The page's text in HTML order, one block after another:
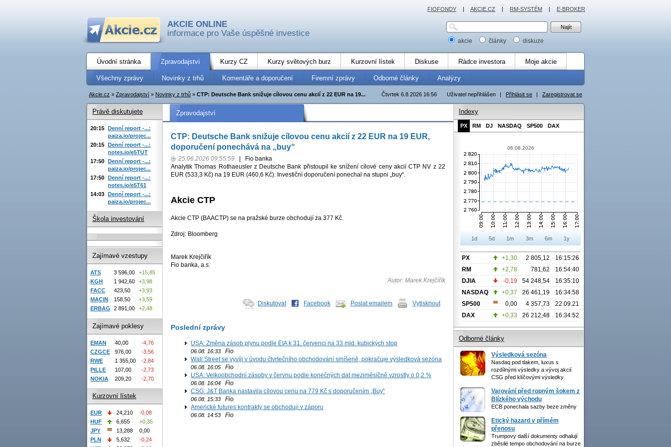
AKCIE ONLINE
informace pro Vaše úspěšné investice
akcie články diskuze
Úvodní stránka Zpravodajství Kurzy CZ Kurzy světových burz Kurzovní lístek Diskuse Rádce investora Moje akcie
Všechny zprávy Novinky z trhů Komentáře a doporučení Firemní zprávy Odborné články Analýzy
Uživatel nepřihlášen | Přihlásit se | Zaregistrovat se
Čtvrtek 6.8.2026 16:56
Akcie.cz » Zpravodajství » Novinky z trhů » CTP: Deutsche Bank snižuje cílovou cenu akcií z 22 EUR na 19...
Zpravodajství
CTP: Deutsche Bank snižuje cílovou cenu akcií z 22 EUR na 19 EUR,
doporučení ponechává na „buy“
25.06.2026 09:55:59
Fio banka
Analytik Thomas Rothaeusler z Deutsche Bank přistoupil ke snížení cílové ceny akcií CTP NV z 22
EUR (533,3 Kč) na 19 EUR (460,6 Kč). Investiční doporučení ponechal na stupni „buy“.
Akcie CTP
Akcie CTP (BAACTP) se na pražské burze obchodují za 377 Kč.
Zdroj: Bloomberg
Marek Krejčiřík
Fio banka, a.s.
Autor: Marek Krejčiřík
Diskutovat Facebook Poslat emailem Vytisknout
Poslední zprávy
USA: Změna zásob plynu podle EIA k 31. červenci na 33 mld. kubických stop
06.08. 16:33 Fio
Wall Street se vyvíji v úvodu čtvrtečního obchodování smíšeně, pokračuje výsledková sezóna
06.08. 16:05 Fio
USA: Velkoobchodní zásoby v červnu podle konečných dat meziměsíčně vzrostly o 0,2 %
06.08. 16:04 Fio
CSG: J&T Banka nastavila cílovou cenu na 779 Kč s doporučením „Buy“
06.08. 15:33 Fio
Americké futures kontrakty se obchodují v záporu
06.08. 14:53 Fio
Právě diskutujete
20:15 Denní report -...:
paiza.io/projec...
20:15 Denní report -...:
notes.io/e5TUT
17:50 Denní report -...:
paiza.io/projec...
17:50 Denní report -...:
notes.io/e5T61
14:03 Denní report -...:
paiza.io/projec...
Škola investování
Zajímavé vzestupy
ATS 3 596,00
+15,85
KGH
1 942,60
+3,98
FACC
423,50
+3,93
MACIN
158,50
+3,59
ERBAG
2 891,00 +2,48
Zajímavé poklesy
EMAN 40,00
-4,76
CZGCE
976,00
-3,56
RWE
1 355,00
-2,84
PILLE
107,00
-2,73
NOKIA
209,20 -2,70
Kurzovní lístek
EUR 24,210
-0,08
HUF
6,655
+0,35
JPY
13,288
0,00
PLN
5,632
-0,24
Indexy
PX RM DJ NASDAQ SP500 DAX
06.08.2026
1d 5d 1m 3m 6m 1y
PX +1,30 2 805,12
16:15:26
RM
+2,78 781,62
16:54:40
DJIA
-0,19 54 248,54
16:35:10
NASDAQ
+0,37 26 461,19
16:34:58
SP500
0,00 4 357,73
22.09.21
DAX
+0,33 26 212,48 16:34:52
Odborné články
Výsledková sezóna
Nasdaq pod tlakem, luxus s
rozdílnými výsledky a vývoj akcií
CSG před klíčovými výsledky
Varování před ropným šokem z
Blízkého východu
ECB ponechala sazby beze změny
Etický hazard v přímém
přenosu
Trumpovy další dokumenty odhalují
zběsilé tempo obchodování na burze
FIOFONDY | AKCIE.CZ | RM-SYSTÉM | E-BROKER